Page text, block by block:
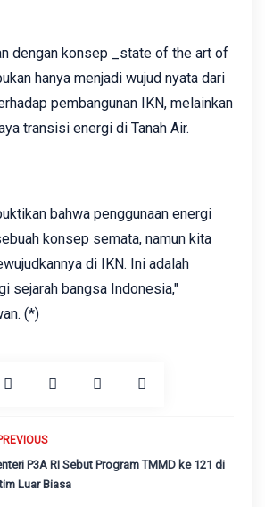
dengan konsep _state of the art of
hanya menjadi wujud nyata dari
pembangunan IKN, melainkan
transisi energi di Tanah Air.
bahwa penggunaan energi
konsep semata, namun kita
di IKN. Ini adalah
sejarah bangsa Indonesia,"
(*)
P3A RI Sebut Program TMMD ke 121 di
Luar Biasa